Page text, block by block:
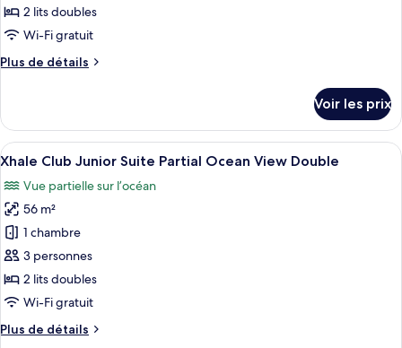
Swim
Up
Double
ce
type
chambre :
Junior
Suite
View
Double
2 lits doubles
Wi-Fi gratuit
Plus de détails
Plus
le
type
de
Xhale
Club
Junior
Suite
Pool
View
Double
Voir les prix
Afficher
toutes
les
photos
pour
ce
type
de
chambre :
Xhale
Une chambre d’hôtel avec deux
4
Xhale Club Junior Suite Partial Ocean View Double
Vue partielle sur l’océan
56 m²
1 chambre
3 personnes
2 lits doubles
Wi-Fi gratuit
Plus de détails
Plus